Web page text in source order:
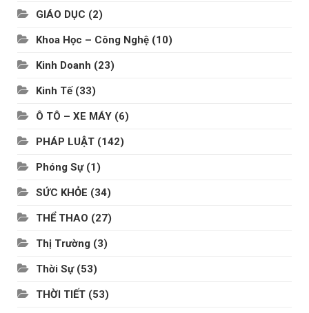
GIÁO DỤC (2)
Khoa Học – Công Nghệ (10)
Kinh Doanh (23)
Kinh Tế(33)
Ô TÔ – XE MÁY (6)
PHÁP LUẬT (142)
Phóng Sự(1)
SỨC KHỎE (34)
THỂ THAO (27)
Thị Trường (3)
Thời Sự(53)
THỜI TIẾT (53)